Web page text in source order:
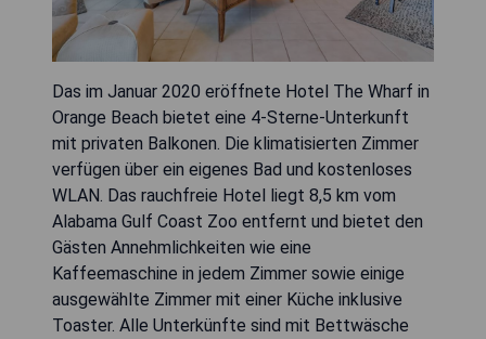
Das im Januar 2020 eröffnete Hotel The Wharf in
Orange Beach bietet eine 4-Sterne-Unterkunft
mit privaten Balkonen. Die klimatisierten Zimmer
verfügen über ein eigenes Bad und kostenloses
WLAN. Das rauchfreie Hotel liegt 8,5 km vom
Alabama Gulf Coast Zoo entfernt und bietet den
Gästen Annehmlichkeiten wie eine
Kaffeemaschine in jedem Zimmer sowie einige
ausgewählte Zimmer mit einer Küche inklusive
Toaster. Alle Unterkünfte sind mit Bettwäsche